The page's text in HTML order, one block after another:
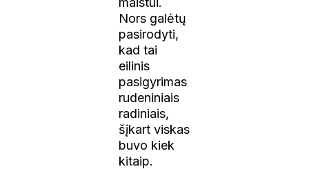
Nors galėtų
pasirodyti,
kad tai
eilinis
pasigyrimas
rudeniniais
radiniais,
šįkart viskas
buvo kiek
kitaip.